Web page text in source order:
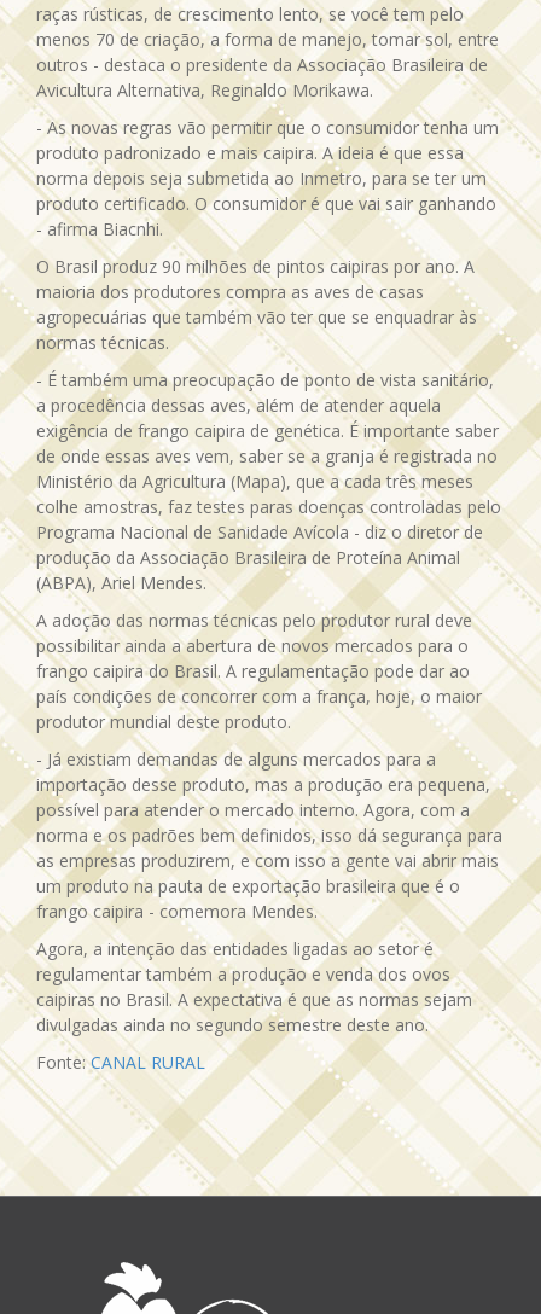
raças rústicas, de crescimento lento, se você tem pelo
menos 70 de criação, a forma de manejo, tomar sol, entre
outros - destaca o presidente da Associação Brasileira de
Avicultura Alternativa, Reginaldo Morikawa.
- As novas regras vão permitir que o consumidor tenha um
produto padronizado e mais caipira. A ideia é que essa
norma depois seja submetida ao Inmetro, para se ter um
produto certificado. O consumidor é que vai sair ganhando
- afirma Biacnhi.
O Brasil produz 90 milhões de pintos caipiras por ano. A
maioria dos produtores compra as aves de casas
agropecuárias que também vão ter que se enquadrar às
normas técnicas.
- É também uma preocupação de ponto de vista sanitário,
a procedência dessas aves, além de atender aquela
exigência de frango caipira de genética. É importante saber
de onde essas aves vem, saber se a granja é registrada no
Ministério da Agricultura (Mapa), que a cada três meses
colhe amostras, faz testes paras doenças controladas pelo
Programa Nacional de Sanidade Avícola - diz o diretor de
produção da Associação Brasileira de Proteína Animal
(ABPA), Ariel Mendes.
A adoção das normas técnicas pelo produtor rural deve
possibilitar ainda a abertura de novos mercados para o
frango caipira do Brasil. A regulamentação pode dar ao
país condições de concorrer com a frança, hoje, o maior
produtor mundial deste produto.
- Já existiam demandas de alguns mercados para a
importação desse produto, mas a produção era pequena,
possível para atender o mercado interno. Agora, com a
norma e os padrões bem definidos, isso dá segurança para
as empresas produzirem, e com isso a gente vai abrir mais
um produto na pauta de exportação brasileira que é o
frango caipira - comemora Mendes.
Agora, a intenção das entidades ligadas ao setor é
regulamentar também a produção e venda dos ovos
caipiras no Brasil. A expectativa é que as normas sejam
divulgadas ainda no segundo semestre deste ano.
Fonte:CANAL RURAL